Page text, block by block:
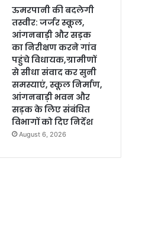
ऊमरपानी की बदलेगी
तस्वीर: जर्जर स्कूल,
आंगनबाड़ी और सड़क
का निरीक्षण करने गांव
पहुंचे विधायक,ग्रामीणों
से सीधा संवाद कर सुनी
समस्याएं, स्कूल निर्माण,
आंगनबाड़ी भवन और
सड़क के लिए संबंधित
विभागों को दिए निर्देश
August 6, 2026